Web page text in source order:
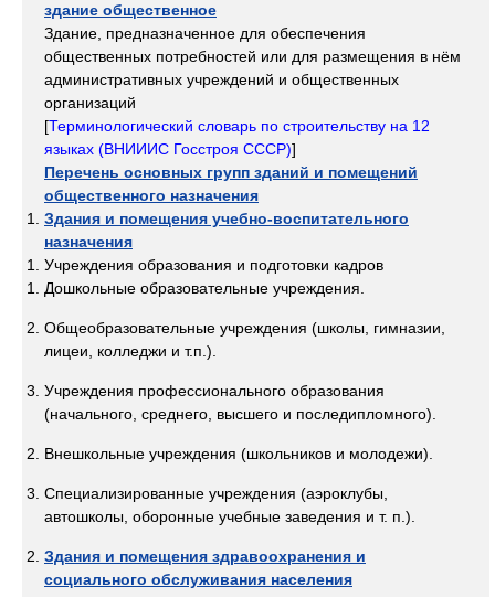
здание общественное
Здание, предназначенное для обеспечения
общественных потребностей или для размещения в нём
административных учреждений и общественных
организаций
[Терминологический словарь по строительству на 12
языках (ВНИИИС Госстроя СССР)]
Перечень основных групп зданий и помещений
общественного назначения
Здания и помещения учебно-воспитательного
назначения
Учреждения образования и подготовки кадров
Дошкольные образовательные учреждения.
Общеобразовательные учреждения (школы, гимназии,
лицеи, колледжи и т.п.).
Учреждения профессионального образования
(начального, среднего, высшего и последипломного).
Внешкольные учреждения (школьников и молодежи).
Специализированные учреждения (аэроклубы,
автошколы, оборонные учебные заведения и т. п.).
Здания и помещения здравоохранения и
социального обслуживания населения